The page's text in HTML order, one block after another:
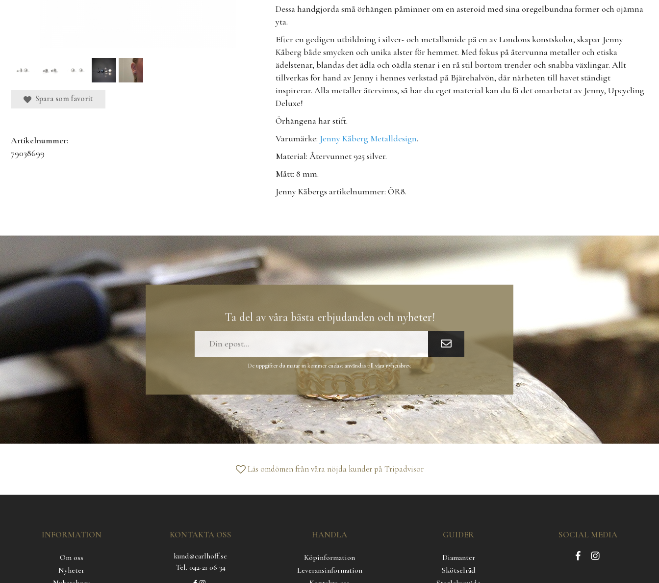
Dessa handgjorda små örhängen påminner om en asteroid med sina oregelbundna former och ojämna
yta.
Efter en gedigen utbildning i silver- och metallsmide på en av Londons konstskolor, skapar Jenny
Kåberg både smycken och unika alster för hemmet. Med fokus på återvunna metaller och etiska
ädelstenar, blandas det ädla och oädla stenar i en rå stil bortom trender och snabba växlingar. Allt
tillverkas för hand av Jenny i hennes verkstad på Bjärehalvön, där närheten till havet ständigt
inspirerar. Alla metaller återvinns, så har du eget material kan du få det omarbetat av Jenny, Upcycling
Deluxe!
Örhängena har stift.
Varumärke: Jenny Kåberg Metalldesign.
Material: Återvunnet 925 silver.
Mått: 8 mm.
Jenny Kåbergs artikelnummer: ÖR8.
Spara som favorit
Artikelnummer:
79038699
Ta del av våra bästa erbjudanden och nyheter!
De uppgifter du matar in kommer endast användas till våra nyhetsbrev.
Läs omdömen från våra nöjda kunder på Tripadvisor
INFORMATION
Om oss
Nyheter
KONTAKTA OSS
kund@carlhoff.se
Tel. 042-21 06 34
HANDLA
Köpinformation
Leveransinformation
GUIDER
Diamanter
Skötselråd
SOCIAL MEDIA